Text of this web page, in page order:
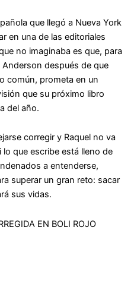
que llegó a Nueva York
en una de las editoriales
no imaginaba es que, para
después de que
común, prometa en un
que su próximo libro
del año.
corregir y Raquel no va
que escribe está lleno de
a entenderse,
superar un gran reto: sacar
sus vidas.
EN BOLI ROJO